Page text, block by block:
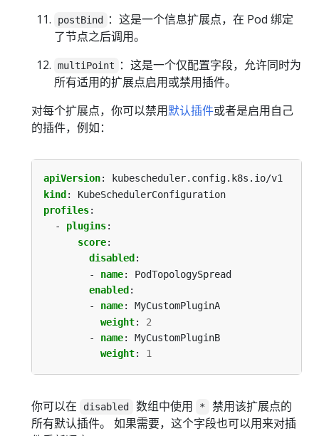
postBind
：这是一个信息扩展点，在 Pod 绑定
了节点之后调用。
multiPoint
：这是一个仅配置字段，允许同时为
所有适用的扩展点启用或禁用插件。
对每个扩展点，你可以禁用默认插件或者是启用自己
的插件，例如：
apiVersion:
kubescheduler.config.k8s.io/v1
kind:
KubeSchedulerConfiguration
profiles:
- plugins:
score:
disabled :
- name:
PodTopologySpread
enabled :
- name:
MyCustomPluginA
weight:
2
- name:
MyCustomPluginB
weight: 1
你可以在 disabled 数组中使用 *
禁用该扩展点的
所有默认插件。 如果需要，这个字段也可以用来对插